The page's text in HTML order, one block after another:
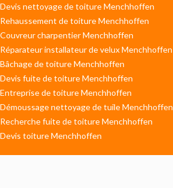
Devis nettoyage de toiture Menchhoffen
Rehaussement de toiture Menchhoffen
Couvreur charpentier Menchhoffen
Réparateur installateur de velux Menchhoffen
Bâchage de toiture Menchhoffen
Devis fuite de toiture Menchhoffen
Entreprise de toiture Menchhoffen
Démoussage nettoyage de tuile Menchhoffen
Recherche fuite de toiture Menchhoffen
Devis toiture Menchhoffen